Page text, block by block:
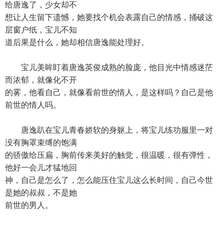
给唐逸了，少女却不
想让人生留下遗憾，她要找个机会表露自己的情感，捅破这
层窗户纸，宝儿不知
道后果是什么，她却相信唐逸能处理好。
宝儿美眸盯着唐逸英俊成熟的脸庞，他目光中情感迷茫
而浓郁，就像化不开
的雾，他看自己，就像看前世的情人，是这样吗？自己是他
前世的情人吗。
唐逸趴在宝儿青春娇软的身躯上，将宝儿练功服里一对
没有胸罩束缚的饱满
的骄傲给压扁，胸前传来美好的触觉，很温暖，很有弹性，
他好一会儿才猛地回
神，自己是怎么了，怎么能压住宝儿这么长时间，自己今世
是她的叔叔，不是她
前世的男人。